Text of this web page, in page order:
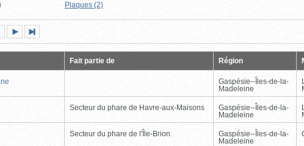
Plaques (2)
suivante
page
Fait partie de Région
Gaspésie--Îles-de-la-
Madeleine
Secteur du phare de Havre-aux-Maisons
Gaspésie--Îles-de-la-
Madeleine
Secteur du phare de l'Île-Brion
Gaspésie--Îles-de-la-
Madeleine